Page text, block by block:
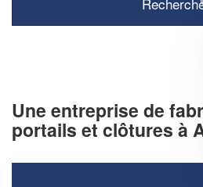
Une entreprise de
portails et clôtures à
Vous
nouveaux